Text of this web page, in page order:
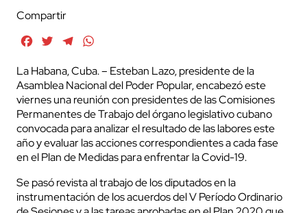
Compartir
FacebookTwitterTelegram
La Habana, Cuba. – Esteban Lazo, presidente de la
Asamblea Nacional del Poder Popular, encabezó este
viernes una reunión con presidentes de las Comisiones
Permanentes de Trabajo del órgano legislativo cubano
convocada para analizar el resultado de las labores este
año y evaluar las acciones correspondientes a cada fase
en el Plan de Medidas para enfrentar la Covid-19.
Se pasó revista al trabajo de los diputados en la
instrumentación de los acuerdos del V Período Ordinario